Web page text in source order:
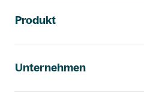
Produkt
Unternehmen